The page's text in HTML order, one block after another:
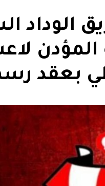
الوداد
المؤدن
بعقد